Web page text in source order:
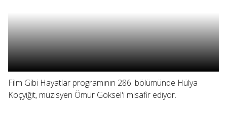
Film Gibi Hayatlar programının 286. bölümünde Hülya
Koçyiğit, müzisyen Ömür Göksel'i misafir ediyor.